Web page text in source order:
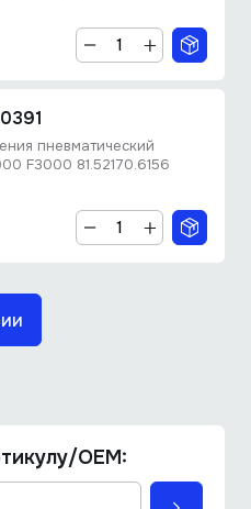
пневматический
F3000 81.52170.6156
OEM: